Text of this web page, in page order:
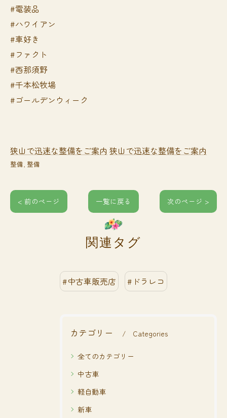
#電装品
#ハワイアン
#車好き
#ファクト
#西那須野
#千本松牧場
#ゴールデンウィーク
狭山で迅速な整備をご案内 狭山で迅速な整備をご案内
整備 整備
< 前のページ 一覧に戻る 次のページ >
関連タグ
#中古車販売店 #ドラレコ
カテゴリー Categories
全てのカテゴリー
中古車
軽自動車
新車